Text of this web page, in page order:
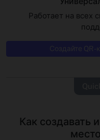
Работает на всех
Создайте QR
Как создавать